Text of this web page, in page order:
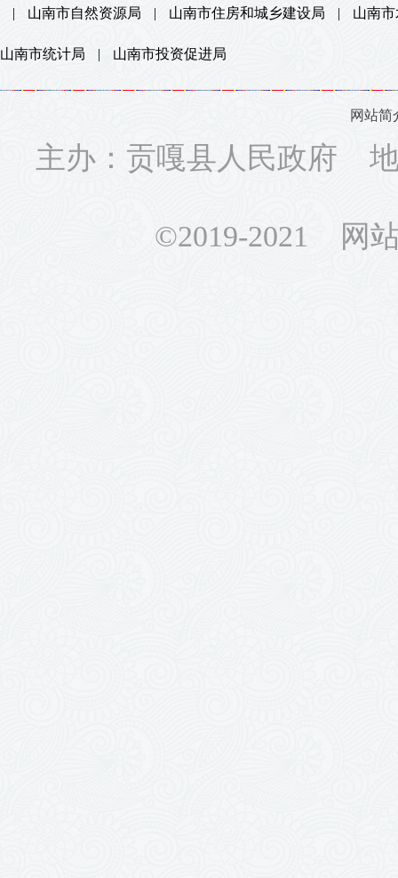
| 山南市自然资源局 | 山南市住房和城乡建设局 | 山南
山南市统计局 | 山南市投资促进局
网站简
主办：贡嘎县人民政府
©2019-2021 网